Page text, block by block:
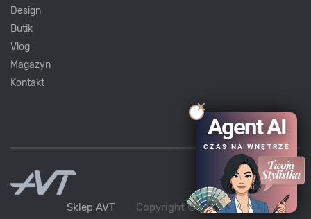
Design
Butik
Vlog
Magazyn
Kontakt
Sklep AVT Copyright ©AVT2021
Agent AI
CZAS NA WNĘTRZE